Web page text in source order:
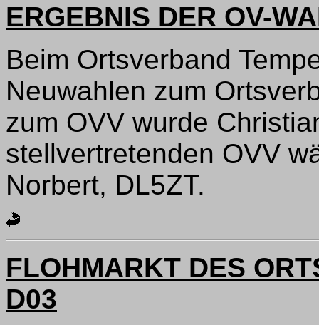
ERGEBNIS DER OV-
Beim Ortsverband
Neuwahlen zum
zum OVV wurde
stellvertretenden OVV
Norbert, DL5ZT.
FLOHMARKT DES
D03